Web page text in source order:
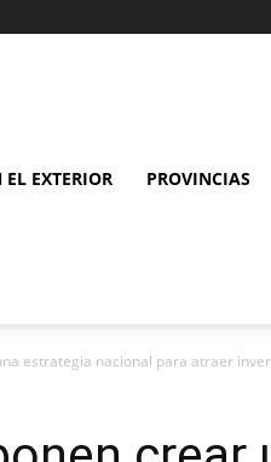
EXTERIOR PROVINCIAS
estrategia nacional para atraer